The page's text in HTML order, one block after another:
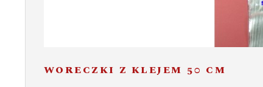
WORECZKI Z KLEJEM 50 CM